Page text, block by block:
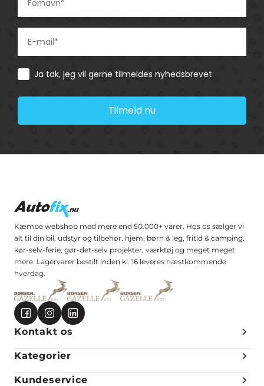
Consent
Ja tak, jeg vil gerne tilmeldes nyhedsbrevet
Tilmeld nu
Kæmpe webshop med mere end 50.000+ varer. Hos os sælger vi
alt til din bil, udstyr og tilbehør, hjem, børn & leg, fritid & camping,
kør-selv-ferie, gør-det-selv projekter, værktøj og meget meget
mere. Lagervarer bestilt inden kl. 16 leveres næstkommende
hverdag.
Kontakt os
Kategorier
Kundeservice